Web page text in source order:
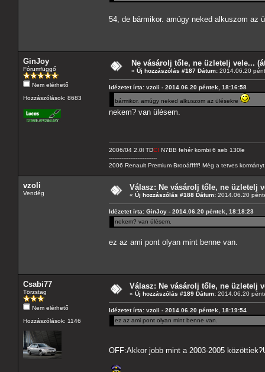
54, de bármikor. amúgy neked alkuszom az
GinJoy
Fórumfüggő
Nem elérhető
Hozzászólások: 8683
Ne vásárolj tőle, ne üzletelj vele...
« Új hozzászólás #187 Dátum: 2014.06.20
Idézetet írta: vzoli - 2014.06.20 péntek, 18:16:58
bármikor. amúgy neked alkuszom az ülésekre
nekem? van ülésem.
2006/04 2.0l TDCI N7BB fehér kombi 6 seb 130le
---------------------------
2006 Renault Premium Brooáfffff! Még a tetves
vzoli
Vendég
Válasz: Ne vásárolj tőle, ne üzletelj
« Új hozzászólás #188 Dátum: 2014.06.20
Idézetet írta: GinJoy - 2014.06.20 péntek, 18:18:23
nekem? van ülésem.
ez az ami pont olyan mint benne van.
Csabi77
Törzstag
Nem elérhető
Hozzászólások: 1146
Válasz: Ne vásárolj tőle, ne üzletelj
« Új hozzászólás #189 Dátum: 2014.06.20
Idézetet írta: vzoli - 2014.06.20 péntek, 18:19:54
ez az ami pont olyan mint benne van.
OFF:Akkor jobb mint a 2003-2005